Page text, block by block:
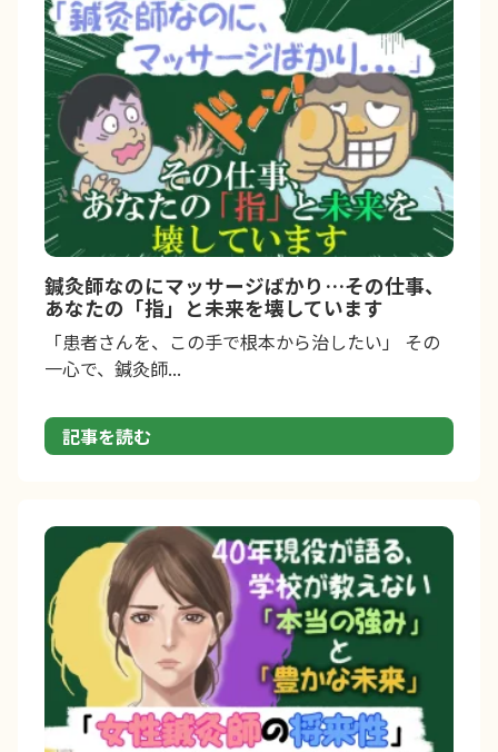
鍼灸師なのにマッサージばかり…その仕事、
あなたの「指」と未来を壊しています
「患者さんを、この手で根本から治したい」 その
一心で、鍼灸師...
記事を読む